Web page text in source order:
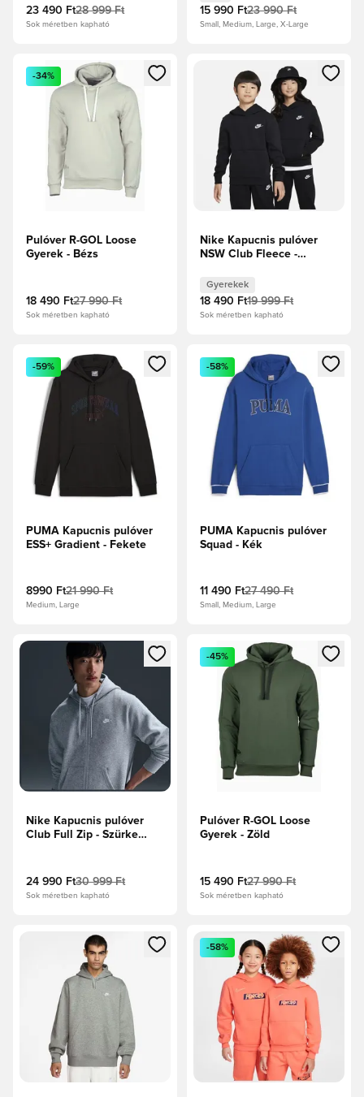
23 490 Ft28 999 Ft
Sok méretben kapható
15 990 Ft23 990 Ft
Small, Medium, Large, X-Large
Megnyit egy modált a bejelentkezéshez vagy a tagként
-34%
Pulóver R-GOL Loose
Gyerek - Bézs
18 490 Ft27 990 Ft
Sok méretben kapható
Megnyit egy modált a
Nike Kapucnis pulóver
NSW Club Fleece -
Gyerekek
18 490 Ft19 999 Ft
Sok méretben kapható
Megnyit egy modált a bejelentkezéshez vagy a tagként
-59%
PUMA Kapucnis pulóver
ESS+ Gradient - Fekete
8990 Ft21 990 Ft
Medium, Large
Megnyit egy modált a
-58%
PUMA Kapucnis pulóver
Squad - Kék
11 490 Ft27 490 Ft
Small, Medium, Large
Megnyit egy modált a bejelentkezéshez vagy a tagként való
Nike Kapucnis pulóver
Club Full Zip - Szürke
24 990 Ft30 999 Ft
Sok méretben kapható
Megnyit egy modált a
-45%
Pulóver R-GOL Loose
Gyerek - Zöld
15 490 Ft27 990 Ft
Sok méretben kapható
Megnyit egy modált a bejelentkezéshez vagy a tagként
Megnyit egy modált a
-58%